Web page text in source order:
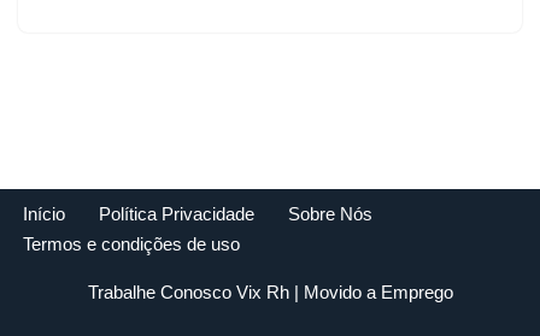
Início Política Privacidade
Sobre Nós
Termos e condições de uso
Trabalhe Conosco Vix Rh| Movido a Emprego